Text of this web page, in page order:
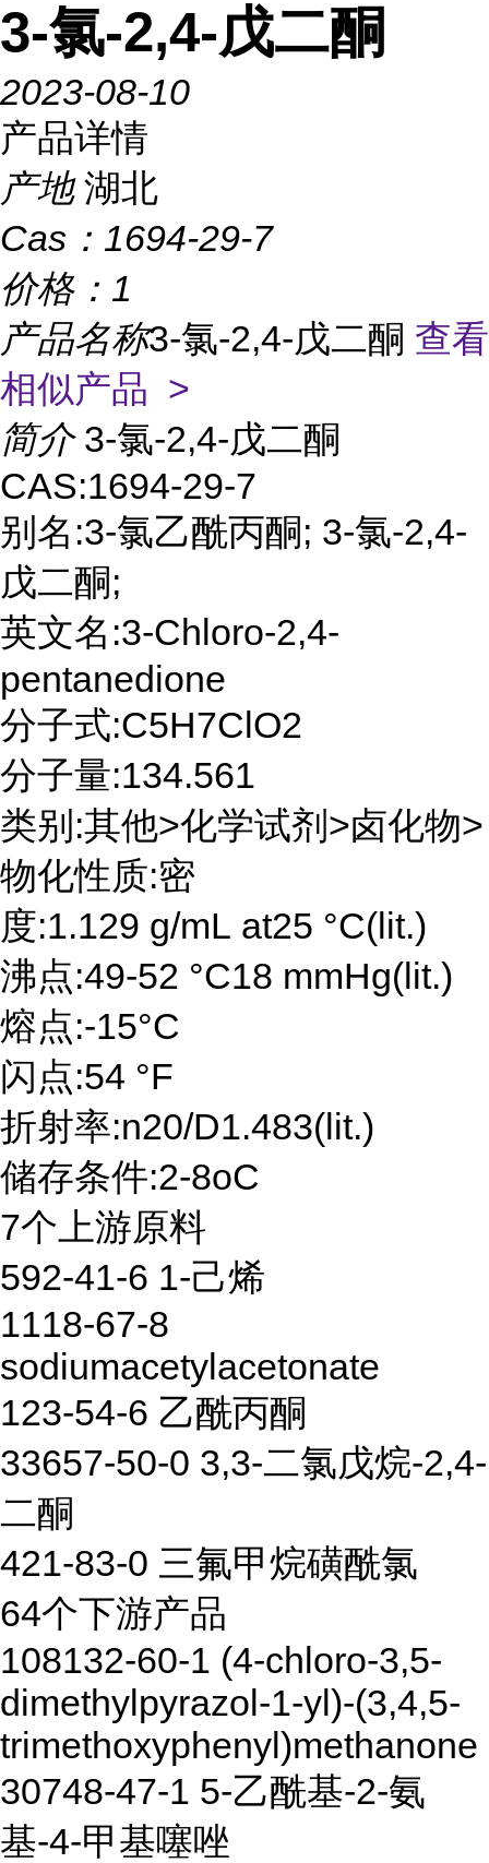
3-氯-2,4-戊二酮
2023-08-10
产品详情
产地 湖北
Cas： 1694-29-7
价格： 1
产品名称3-氯-2,4-戊二酮 查看
相似产品 >
简介 3-氯-2,4-戊二酮
CAS:1694-29-7
别名:3-氯乙酰丙酮; 3-氯-2,4-
戊二酮;
英文名:3-Chloro-2,4-
pentanedione
分子式:C5H7ClO2
分子量:134.561
类别:其他>化学试剂>卤化物>
物化性质:密
度:1.129 g/mL at25 °C(lit.)
沸点:49-52 °C18 mmHg(lit.)
熔点:-15°C
闪点:54 °F
折射率:n20/D1.483(lit.)
储存条件:2-8oC
7个上游原料
592-41-6 1-己烯
1118-67-8
sodiumacetylacetonate
123-54-6 乙酰丙酮
33657-50-0 3,3-二氯戊烷-2,4-
二酮
421-83-0 三氟甲烷磺酰氯
64个下游产品
108132-60-1 (4-chloro-3,5-
dimethylpyrazol-1-yl)-(3,4,5-
trimethoxyphenyl)methanone
30748-47-1 5-乙酰基-2-氨
基-4-甲基噻唑